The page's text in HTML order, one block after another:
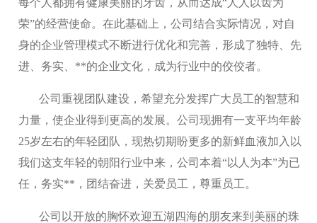
荣”的经营使命。在此基础上，公司结合实际情况，对自
身的企业管理模式不断进行优化和完善，形成了独特、先
进、务实、**的企业文化，成为行业中的佼佼者。
公司重视团队建设，希望充分发挥广大员工的智慧和
力量，使企业得到更高的发展。公司现拥有一支平均年龄
25岁左右的年轻团队，现热切期盼更多的新鲜血液加入以
我们这支年轻的朝阳行业中来，公司本着“以人为本”为已
任，务实**，团结奋进，关爱员工，尊重员工。
公司以开放的胸怀欢迎五湖四海的朋友来到美丽的珠